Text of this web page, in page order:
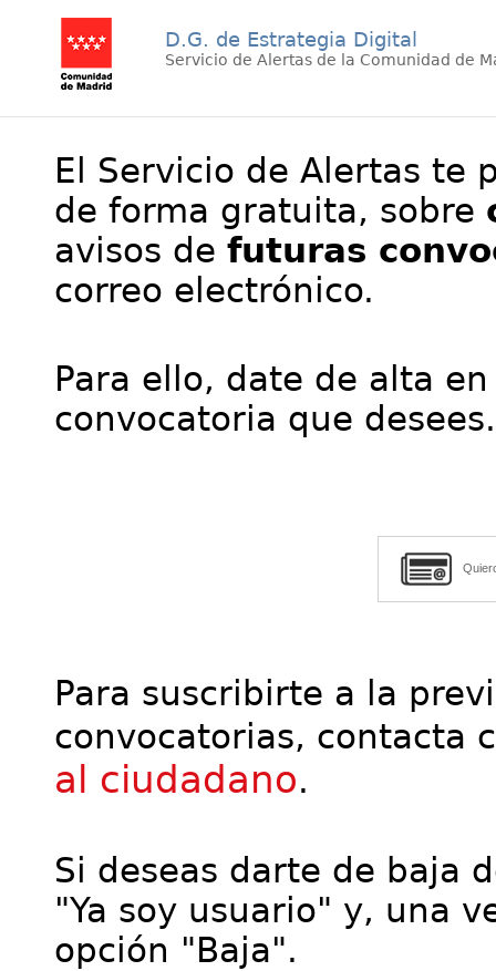
D.G. de Estrategia Digital
Servicio de Alertas de la Comunidad de
El Servicio de Alertas te
de forma gratuita, sobre
avisos de futuras
correo electrónico.
Para ello, date de alta
convocatoria que desees.
Para suscribirte a la
convocatorias, contacta
al ciudadano.
Si deseas darte de baja
"Ya soy usuario" y, una
opción "Baja".